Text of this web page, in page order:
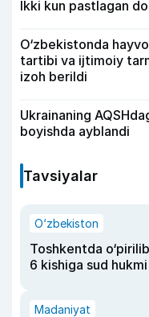
Ikki kun pastlagan
O‘zbekistonda
tartibi va ijtimoiy
izoh berildi
Ukrainaning
boyishda ayblandi
Tavsiyalar
O‘zbekiston
Toshkentda
6 kishiga sud hukmi
Madaniyat